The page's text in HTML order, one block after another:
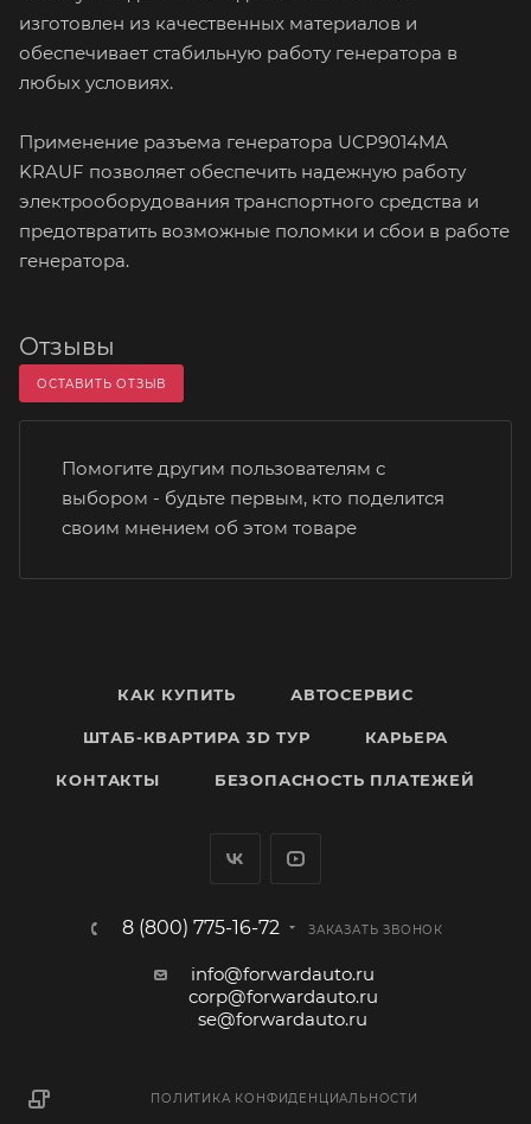
изготовлен из качественных материалов и
обеспечивает стабильную работу генератора в
любых условиях.
Применение разъема генератора UCP9014MA
KRAUF позволяет обеспечить надежную работу
электрооборудования транспортного средства и
предотвратить возможные поломки и сбои в работе
генератора.
Отзывы
ОСТАВИТЬ ОТЗЫВ
Помогите другим пользователям с
выбором - будьте первым, кто поделится
своим мнением об этом товаре
КАК КУПИТЬ АВТОСЕРВИС
ШТАБ-КВАРТИРА 3D ТУР КАРЬЕРА
КОНТАКТЫ БЕЗОПАСНОСТЬ ПЛАТЕЖЕЙ
8 (800) 775-16-72 ЗАКАЗАТЬ ЗВОНОК
info@forwardauto.ru
corp@forwardauto.ru
se@forwardauto.ru
ПОЛИТИКА КОНФИДЕНЦИАЛЬНОСТИ